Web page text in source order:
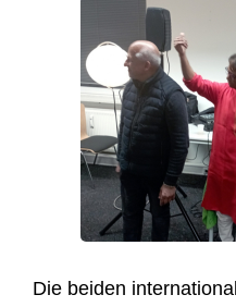
Die beiden